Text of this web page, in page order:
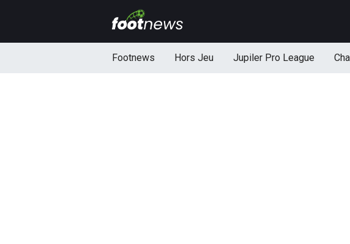
Footnews Hors Jeu Jupiler Pro League